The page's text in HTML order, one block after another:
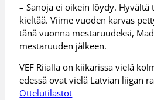
– Sanoja ei oikein löydy. Hyvältä
kieltää. Viime vuoden karvas
tänä vuonna mestaruudeksi,
mestaruuden jälkeen.
VEF Riialla on kiikarissa vielä
edessä ovat vielä Latvian liigan
Ottelutilastot